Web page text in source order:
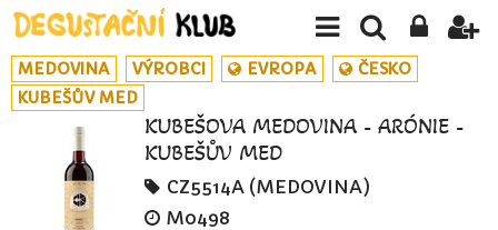
MEDOVINA VÝROBCI EVROPA
ČESKO
KUBEŠŮV MED
KUBEŠOVA MEDOVINA - ARÓNIE -
KUBEŠŮV MED
CZ5514A (MEDOVINA)
M0498